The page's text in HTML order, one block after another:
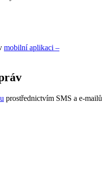
mobilní aplikaci –
prostřednictvím SMS a e-mailů